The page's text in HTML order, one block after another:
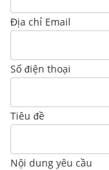
Địa chỉ Email
Số điện thoại
Tiêu đề
Nội dung yêu cầu